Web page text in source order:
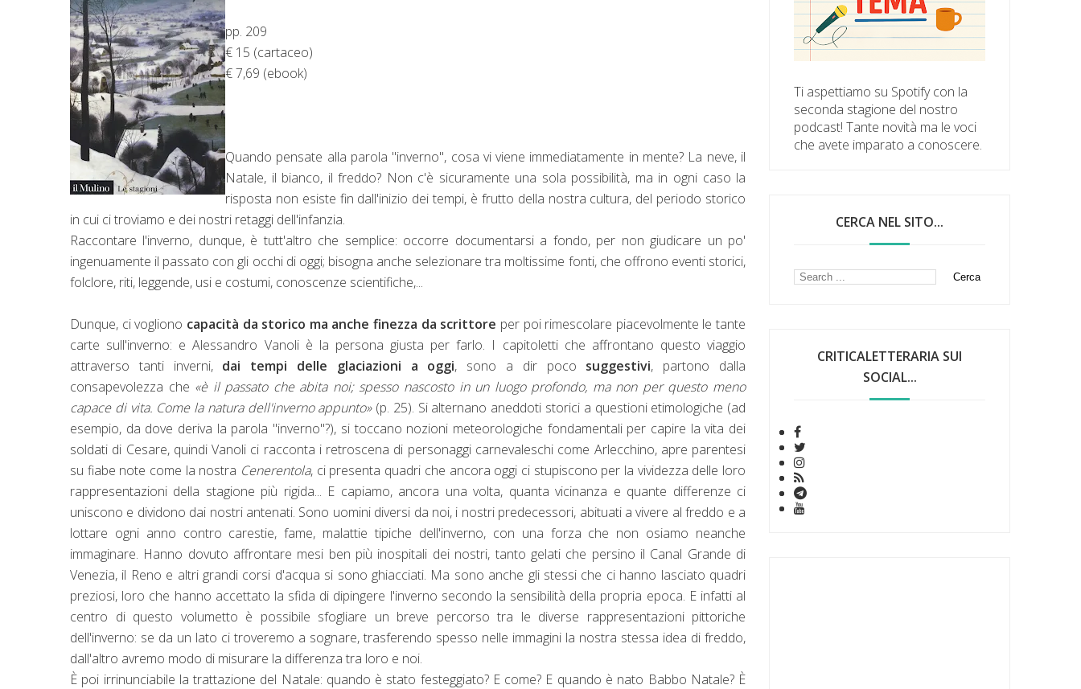
pp. 209
€ 15 (cartaceo)
€ 7,69 (ebook)
Quando pensate alla parola "inverno", cosa vi viene immediatamente in mente? La neve, il
Natale, il bianco, il freddo? Non c'è sicuramente una sola possibilità, ma in ogni caso la
risposta non esiste fin dall'inizio dei tempi, è frutto della nostra cultura, del periodo storico
in cui ci troviamo e dei nostri retaggi dell'infanzia.
Raccontare l'inverno, dunque, è tutt'altro che semplice: occorre documentarsi a fondo, per non giudicare un po'
ingenuamente il passato con gli occhi di oggi; bisogna anche selezionare tra moltissime fonti, che offrono eventi storici,
folclore, riti, leggende, usi e costumi, conoscenze scientifiche,...
Dunque, ci vogliono capacità da storico ma anche finezza da scrittore per poi rimescolare piacevolmente le tante
carte sull'inverno: e Alessandro Vanoli è la persona giusta per farlo. I capitoletti che affrontano questo viaggio
attraverso tanti inverni, dai tempi delle glaciazioni a oggi, sono a dir poco suggestivi, partono dalla
consapevolezza che «è il passato che abita noi; spesso nascosto in un luogo profondo, ma non per questo meno
capace di vita. Come la natura dell'inverno appunto»(p. 25). Si alternano aneddoti storici a questioni etimologiche (ad
esempio, da dove deriva la parola "inverno"?), si toccano nozioni meteorologiche fondamentali per capire la vita dei
soldati di Cesare, quindi Vanoli ci racconta i retroscena di personaggi carnevaleschi come Arlecchino, apre parentesi
su fiabe note come la nostra Cenerentola, ci presenta quadri che ancora oggi ci stupiscono per la vividezza delle loro
rappresentazioni della stagione più rigida... E capiamo, ancora una volta, quanta vicinanza e quante differenze ci
uniscono e dividono dai nostri antenati. Sono uomini diversi da noi, i nostri predecessori, abituati a vivere al freddo e a
lottare ogni anno contro carestie, fame, malattie tipiche dell'inverno, con una forza che non osiamo neanche
immaginare. Hanno dovuto affrontare mesi ben più inospitali dei nostri, tanto gelati che persino il Canal Grande di
Venezia, il Reno e altri grandi corsi d'acqua si sono ghiacciati. Ma sono anche gli stessi che ci hanno lasciato quadri
preziosi, loro che hanno accettato la sfida di dipingere l'inverno secondo la sensibilità della propria epoca. E infatti al
centro di questo volumetto è possibile sfogliare un breve percorso tra le diverse rappresentazioni pittoriche
dell'inverno: se da un lato ci troveremo a sognare, trasferendo spesso nelle immagini la nostra stessa idea di freddo,
dall'altro avremo modo di misurare la differenza tra loro e noi.
È poi irrinunciabile la trattazione del Natale: quando è stato festeggiato? E come? E quando è nato Babbo Natale? È
Ti aspettiamo su Spotify con la
seconda stagione del nostro
podcast! Tante novità ma le voci
che avete imparato a conoscere.
CERCA NEL SITO...
CRITICALETTERARIA SUI
SOCIAL...